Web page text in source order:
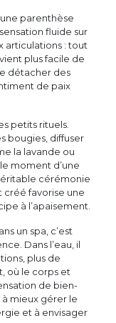
parenthèse
fluide sur
articulations : tout
plus facile de
détacher des
de paix
petits rituels.
bougies, diffuser
la lavande ou
moment d’une
cérémonie
créé favorise une
à l’apaisement.
un spa, c’est
Dans l’eau, il
plus de
où le corps et
de bien-
mieux gérer le
et à envisager